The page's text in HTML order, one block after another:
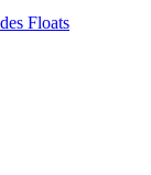
Floats